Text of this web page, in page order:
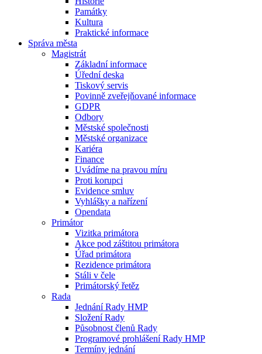
Památky
Kultura
Praktické informace
Správa města
Magistrát
Základní informace
Úřední deska
Tiskový servis
Povinně zveřejňované informace
GDPR
Odbory
Městské společnosti
Městské organizace
Kariéra
Finance
Uvádíme na pravou míru
Proti korupci
Evidence smluv
Vyhlášky a nařízení
Opendata
Primátor
Vizitka primátora
Akce pod záštitou primátora
Úřad primátora
Rezidence primátora
Stáli v čele
Primátorský řetěz
Rada
Jednání Rady HMP
Složení Rady
Působnost členů Rady
Programové prohlášení Rady HMP
Termíny jednání